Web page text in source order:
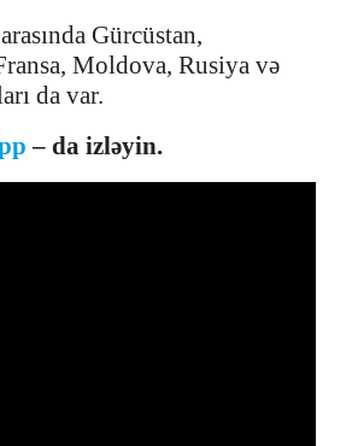
Gürcüstan,
Moldova, Rusiya və
da var.
– da izləyin.